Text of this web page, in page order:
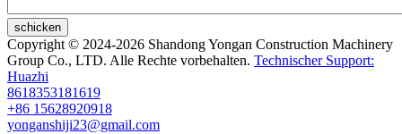
schicken
Copyright © 2024-2026 Shandong Yongan Construction Machinery
Group Co., LTD. Alle Rechte vorbehalten. Technischer Support:
Huazhi
8618353181619
+86 15628920918
yonganshiji23@gmail.com